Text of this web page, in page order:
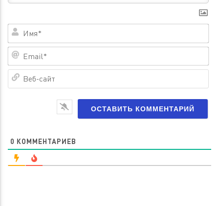
0 КОММЕНТАРИЕВ